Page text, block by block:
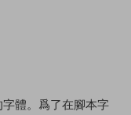
體。爲了在腳本字